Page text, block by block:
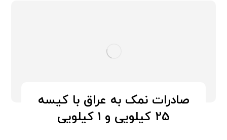
صادرات نمک به عراق با کیسه
25 کیلویی و 1 کیلویی